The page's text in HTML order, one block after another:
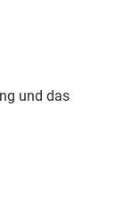
und das